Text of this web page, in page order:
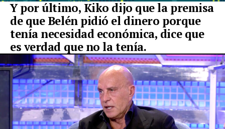
Y por último, Kiko dijo que la premisa
de que Belén pidió el dinero porque
tenía necesidad económica, dice que
es verdad que no la tenía.